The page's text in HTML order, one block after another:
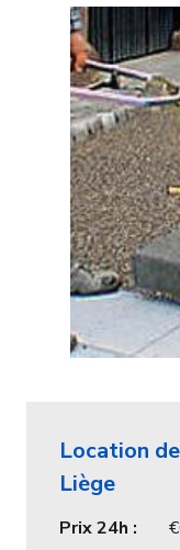
Location
Liège
Prix 24h :